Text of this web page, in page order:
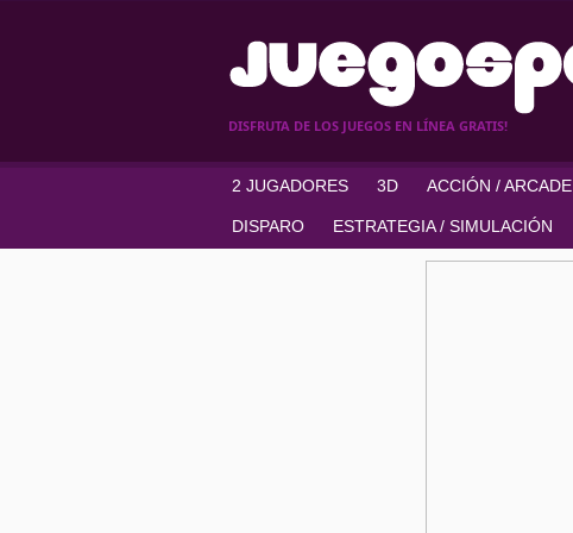
DISFRUTA DE LOS JUEGOS EN LÍNEA GRATIS!
2 JUGADORES 3D ACCIÓN / ARCADE
DISPARO ESTRATEGIA / SIMULACIÓN